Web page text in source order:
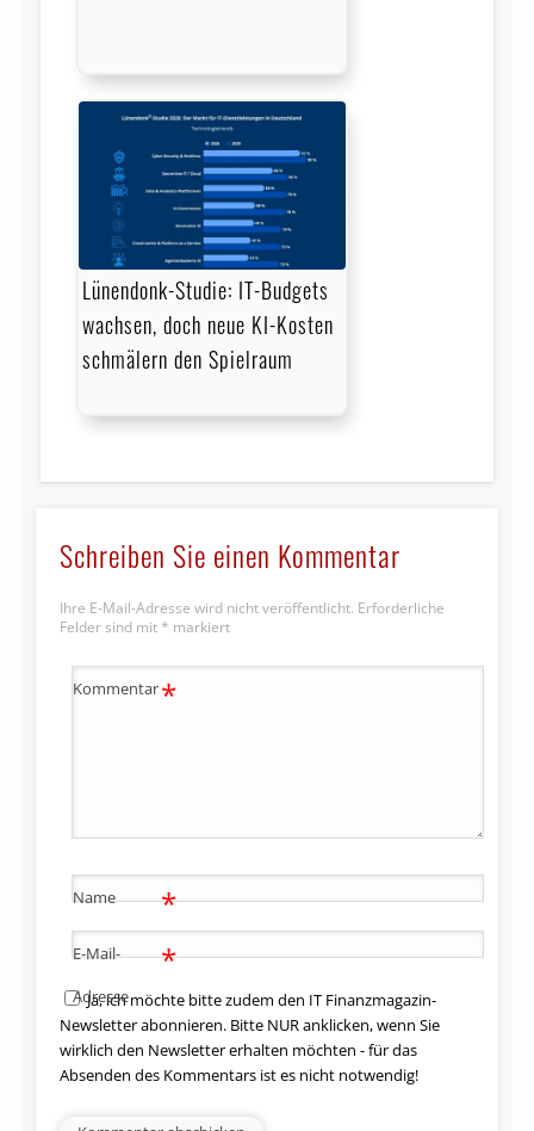
Lünendonk-Studie: IT-Budgets
wachsen, doch neue KI-Kosten
schmälern den Spielraum
Schreiben Sie einen Kommentar
Ihre E-Mail-Adresse wird nicht veröffentlicht. Erforderliche
Felder sind mit * markiert
Kommentar*
Name *
E-Mail-
Adresse
*
Ja, ich möchte bitte zudem den IT Finanzmagazin-
Newsletter abonnieren. Bitte NUR anklicken, wenn Sie
wirklich den Newsletter erhalten möchten - für das
Absenden des Kommentars ist es nicht notwendig!